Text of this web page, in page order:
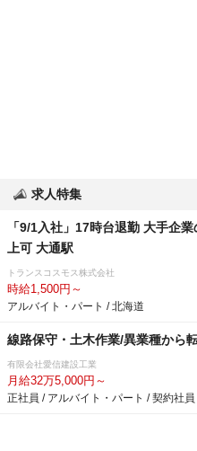
求人特集
「9/1入社」17時台退勤 大手企
上可 大通駅
トランスコスモス株式会社
時給1,500円～
アルバイト・パート / 北海道
線路保守・土木作業/異業種から
有限会社愛信建設工業
月給32万5,000円～
正社員 / アルバイト・パート / 契約社員